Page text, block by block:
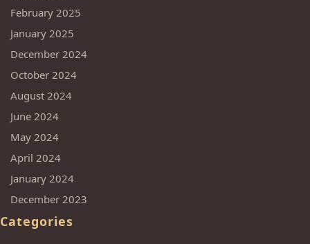
February 2025
January 2025
December 2024
October 2024
August 2024
June 2024
May 2024
April 2024
January 2024
December 2023
Categories